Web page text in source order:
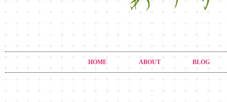
HOME ABOUT BLOG